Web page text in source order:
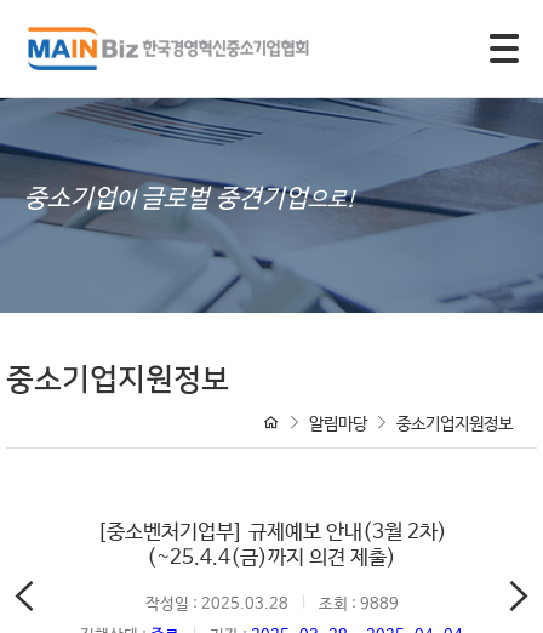
중소기업이 글로벌 중견기업으로!
중소기업지원정보
알림마당 중소기업지원정보
[중소벤처기업부] 규제예보 안내(3월 2차)
(~25.4.4(금)까지 의견 제출)
작성일 : 2025.03.28
조회 : 9889